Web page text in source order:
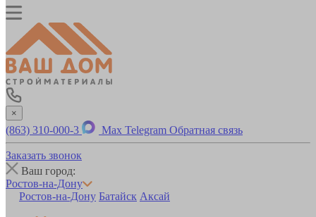
×
(863) 310-000-3 Max Telegram Обратная связь
Заказать звонок
Ваш город:
Ростов-на-Дону
Ростов-на-Дону Батайск Аксай